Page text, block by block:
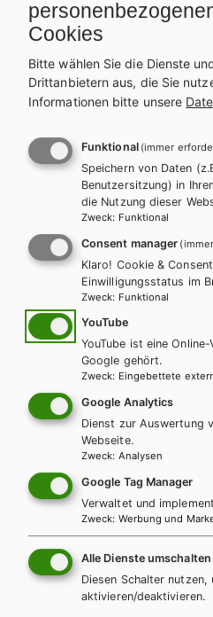
HTL/FS
Best Shots 2 - modular.
Audiofiles
Lehrbuch + E-Book
Lehrbuch
Zusatzheft
Teacher´s Guide
Cookies
Bitte wählen Sie die Dienste
Drittanbietern aus, die Sie
Informationen bitte unsere
Funktional (immer
Speichern von Daten
Benutzersitzung) in
die Nutzung dieser
Zweck: Funktional
Consent manager
Klaro! Cookie &
Einwilligungsstatus im
Zweck: Funktional
YouTube
YouTube ist eine
Google gehört.
Zweck: Eingebettete
Google Analytics
Dienst zur Auswertung
Webseite.
Zweck: Analysen
Google Tag Manager
Verwaltet und
Zweck: Werbung und
Alle Dienste umschalten
Diesen Schalter nutzen,
aktivieren/deaktivieren.